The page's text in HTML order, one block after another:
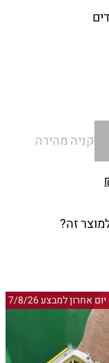
קניה מהירה
זה?
יום אחרון למבצע 7/8/26